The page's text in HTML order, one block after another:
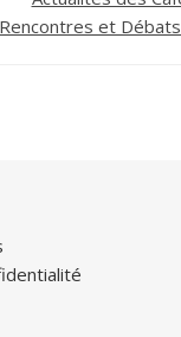
Rencontres et